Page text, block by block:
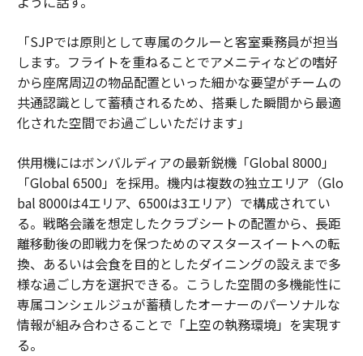
「SJPでは原則として専属のクルーと客室乗務員が担当
します。フライトを重ねることでアメニティなどの嗜好
から座席周辺の物品配置といった細かな要望がチームの
共通認識として蓄積されるため、搭乗した瞬間から最適
化された空間でお過ごしいただけます」
供用機にはボンバルディアの最新鋭機「Global 8000」
「Global 6500」を採用。機内は複数の独立エリア（Glo
bal 8000は4エリア、6500は3エリア）で構成されてい
る。戦略会議を想定したクラブシートの配置から、長距
離移動後の即戦力を保つためのマスタースイートへの転
換、あるいは会食を目的としたダイニングの設えまで多
様な過ごし方を選択できる。こうした空間の多機能性に
専属コンシェルジュが蓄積したオーナーのパーソナルな
情報が組み合わさることで「上空の執務環境」を実現す
る。